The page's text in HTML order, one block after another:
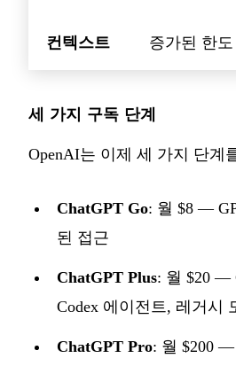
컨텍스트 증가된 한도
세 가지 구독 단계
OpenAI는 이제 세 가지 단계
ChatGPT Go: 월 $8 —
된 접근
ChatGPT Plus: 월 $20 —
Codex 에이전트, 레거시
ChatGPT Pro: 월 $200 —